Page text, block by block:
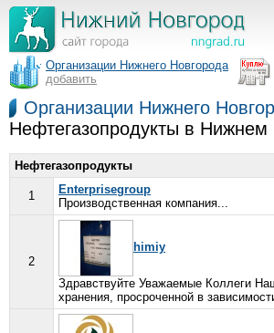
Организации Нижнего Новгорода
добавить
Организации Нижнего
Нефтегазопродукты в Нижнем
Нефтегазопродукты
1
Enterprisegroup
Производственная компания...
2
himiy
Здравствуйте Уважаемые Коллеги
хранения, просроченной в